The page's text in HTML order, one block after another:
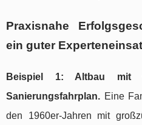
Praxisnahe
ein guter
Beispiel 1: Altbau mit
Sanierungsfahrplan. Eine
den 1960er-Jahren mit